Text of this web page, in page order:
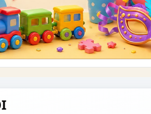
SUBITO UNO SCONTO DEL 10%